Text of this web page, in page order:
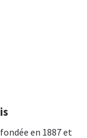
en 1887 et